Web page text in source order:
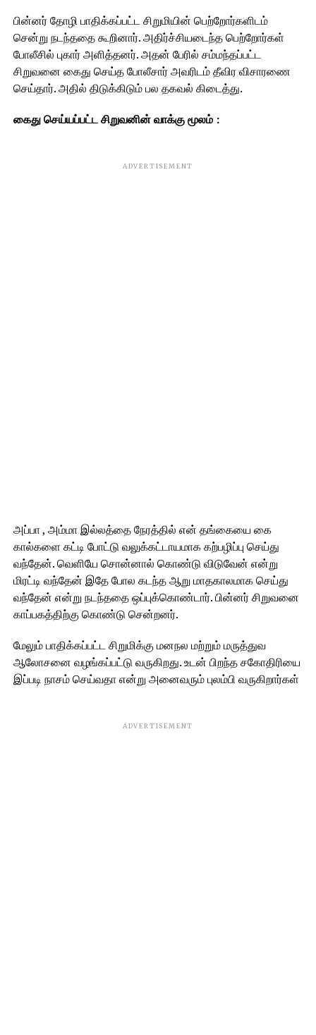
பின்னர் தோழி பாதிக்கப்பட்ட சிறுமியின் பெற்றோர்களிடம்
சென்று நடந்ததை கூறினார். அதிர்ச்சியடைந்த பெற்றோர்கள்
போலீசில் புகார் அளித்தனர். அதன் பேரில் சம்மந்தப்பட்ட
சிறுவனை கைது செய்த போலீசார் அவரிடம் தீவிர விசாரணை
செய்தார். அதில் திடுக்கிடும் பல தகவல் கிடைத்து.
கைது செய்யப்பட்ட சிறுவனின் வாக்கு மூலம் :
ADVERTISEMENT
அப்பா , அம்மா இல்லத்தை நேரத்தில் என் தங்கையை கை
கால்களை கட்டி போட்டு வலுக்கட்டாயமாக கற்பழிப்பு செய்து
வந்தேன். வெளியே சொன்னால் கொண்டு விடுவேன் என்று
மிரட்டி வந்தேன் இதே போல கடந்த ஆறு மாதகாலமாக செய்து
வந்தேன் என்று நடந்ததை ஒப்புக்கொண்டார். பின்னர் சிறுவனை
காப்பகத்திற்கு கொண்டு சென்றனர்.
மேலும் பாதிக்கப்பட்ட சிறுமிக்கு மனநல மற்றும் மருத்துவ
ஆலோசனை வழங்கப்பட்டு வருகிறது. உடன் பிறந்த சகோதிரியை
இப்படி நாசம் செய்வதா என்று அனைவரும் புலம்பி வருகிறார்கள்
ADVERTISEMENT